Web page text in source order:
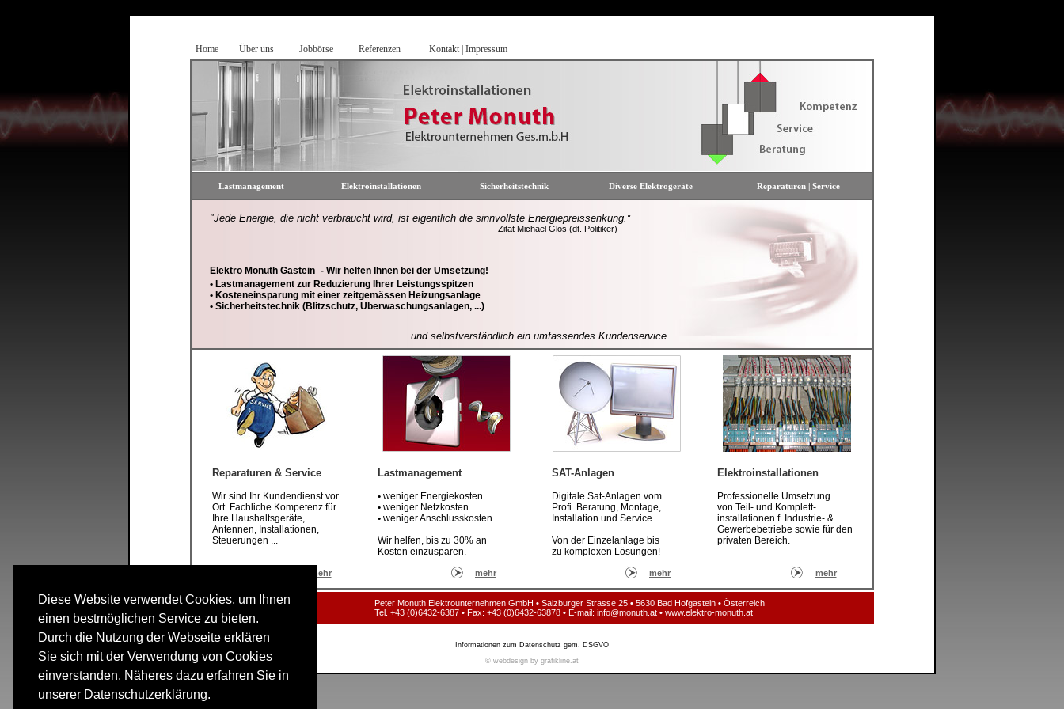
Diese Website verwendet Cookies, um Ihnen
einen bestmöglichen Service zu bieten.
Durch die Nutzung der Webseite erklären
Sie sich mit der Verwendung von Cookies
einverstanden. Näheres dazu erfahren Sie in
unserer Datenschutzerklärung.
Home Über uns Jobbörse Referenzen Kontakt | Impressum
Lastmanagement Elektroinstallationen Sicherheitstechnik Diverse Elektrogeräte Reparaturen | Service
"Jede Energie, die nicht verbraucht wird, ist eigentlich die sinnvollste Energiepreissenkung. "
Zitat Michael Glos (dt. Politiker)
Elektro Monuth Gastein - Wir helfen Ihnen bei der Umsetzung!
• Lastmanagement zur Reduzierung Ihrer Leistungsspitzen
• Kosteneinsparung mit einer zeitgemässen Heizungsanlage
• Sicherheitstechnik (Blitzschutz, Überwaschungsanlagen, ...)
... und selbstverständlich ein umfassendes Kundenservice
Reparaturen & Service
Wir sind Ihr Kundendienst vor
Ort. Fachliche Kompetenz für
Ihre Haushaltsgeräte,
Antennen, Installationen,
Steuerungen ...
mehr
Lastmanagement
•weniger Energiekosten
•weniger Netzkosten
•weniger Anschlusskosten
Wir helfen, bis zu 30% an
Kosten einzusparen.
mehr
SAT-Anlagen
Digitale Sat-Anlagen vom
Profi. Beratung, Montage,
Installation und Service.
Von der Einzelanlage bis
zu komplexen Lösungen!
mehr
Elektroinstallationen
Professionelle Umsetzung
von Teil- und Komplett-
installationen f. Industrie- &
Gewerbebetriebe sowie für den
privaten Bereich.
mehr
Peter Monuth Elektrounternehmen GmbH • Salzburger Strasse 25 • 5630 Bad Hofgastein • Österreich
Tel. +43 (0)6432-6387 • Fax: +43 (0)6432-63878 • E-mail: info@monuth.at • www.elektro-monuth.at
Informationen zum Datenschutz gem. DSGVO
© webdesign by grafikline.at